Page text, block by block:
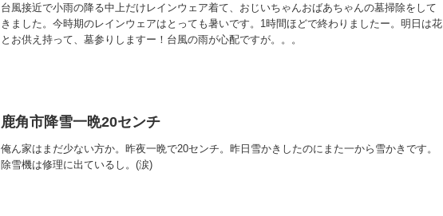
台風接近で小雨の降る中上だけレインウェア着て、おじいちゃんおばあちゃんの墓掃除をして
きました。今時期のレインウェアはとっても暑いです。1時間ほどで終わりましたー。明日は花
とお供え持って、墓参りしますー！台風の雨が心配ですが。。。
鹿角市降雪一晩20センチ
俺ん家はまだ少ない方か。昨夜一晩で20センチ。昨日雪かきしたのにまた一から雪かきです。
除雪機は修理に出ているし。(涙)